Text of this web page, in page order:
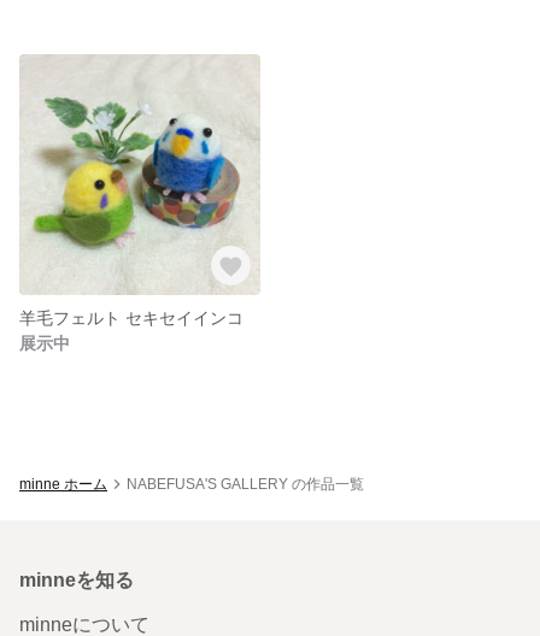
羊毛フェルト セキセイインコ
展示中
minne ホーム NABEFUSA'S GALLERY の作品一覧
minneを知る
minneについて